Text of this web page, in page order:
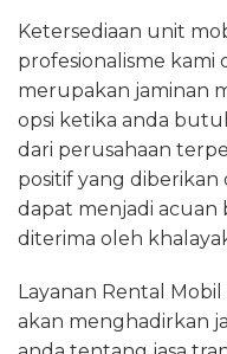
Ketersediaan unit
profesionalisme kami
merupakan jaminan
opsi ketika anda
dari perusahaan
positif yang diberikan
dapat menjadi acuan
diterima oleh
Layanan Rental
akan menghadirkan